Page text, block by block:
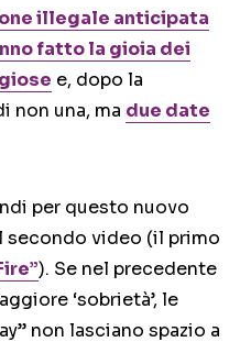
illegale anticipata
fatto la gioia dei
e, dopo la
non una, ma due date
per questo nuovo
video (il primo
). Se nel precedente
‘sobrietà’, le
non lasciano spazio a